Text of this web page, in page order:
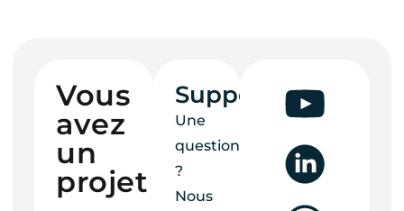
Vous
avez
un
projet ?
Support
Une
question
?
Nous